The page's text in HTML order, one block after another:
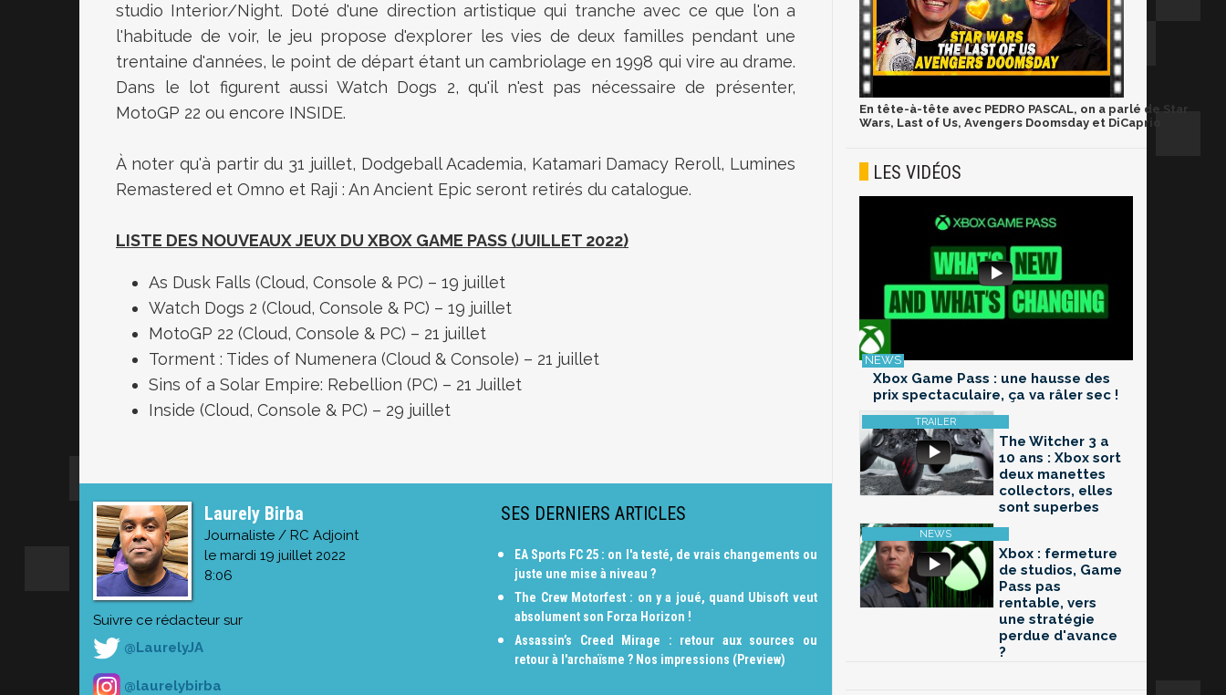
studio Interior/Night. Doté d'une direction artistique qui tranche avec ce que l'on a
l'habitude de voir, le jeu propose d'explorer les vies de deux familles pendant une
trentaine d'années, le point de départ étant un cambriolage en 1998 qui vire au drame.
Dans le lot figurent aussi Watch Dogs 2, qu'il n'est pas nécessaire de présenter,
MotoGP 22 ou encore INSIDE.
À noter qu'à partir du 31 juillet, Dodgeball Academia, Katamari Damacy Reroll, Lumines
Remastered et Omno et Raji : An Ancient Epic seront retirés du catalogue.
LISTE DES NOUVEAUX JEUX DU XBOX GAME PASS (JUILLET 2022)
As Dusk Falls (Cloud, Console & PC) – 19 juillet
Watch Dogs 2 (Cloud, Console & PC) – 19 juillet
MotoGP 22 (Cloud, Console & PC) – 21 juillet
Torment : Tides of Numenera (Cloud & Console) – 21 juillet
Sins of a Solar Empire: Rebellion (PC) – 21 Juillet
Inside (Cloud, Console & PC) – 29 juillet
Laurely Birba
Journaliste / RC Adjoint
le mardi 19 juillet 2022
8:06
Suivre ce rédacteur sur
@LaurelyJA
@laurelybirba
SES DERNIERS ARTICLES
EA Sports FC 25 : on l'a testé, de vrais changements ou
juste une mise à niveau ?
The Crew Motorfest : on y a joué, quand Ubisoft veut
absolument son Forza Horizon !
Assassin’s Creed Mirage : retour aux sources ou
retour à l'archaïsme ? Nos impressions (Preview)
En tête-à-tête avec PEDRO PASCAL, on a parlé de Star
Wars, Last of Us, Avengers Doomsday et DiCaprio
LES VIDÉOS
Xbox Game Pass : une hausse des
prix spectaculaire, ça va râler sec !
The Witcher 3 a
10 ans : Xbox sort
deux manettes
collectors, elles
sont superbes
Xbox : fermeture
de studios, Game
Pass pas
rentable, vers
une stratégie
perdue d'avance
?